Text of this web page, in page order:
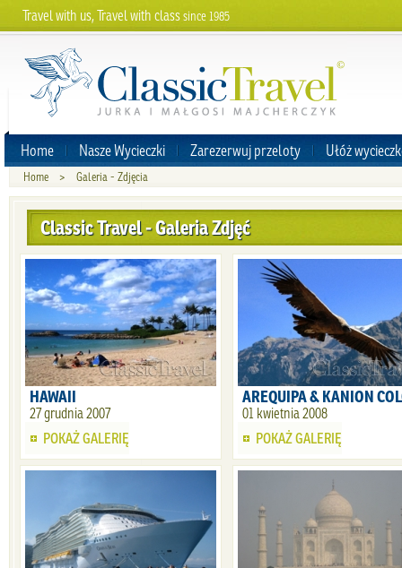
Travel with us, Travel with classsince 1985
Home Nasze Wycieczki Zarezerwuj przeloty Ułóż
Home > Galeria - Zdjęcia
Classic Travel - Galeria Zdjęć
HAWAII
27 grudnia 2007
POKAŻ GALERIĘ
AREQUIPA & KANION
01 kwietnia 2008
POKAŻ GALERIĘ